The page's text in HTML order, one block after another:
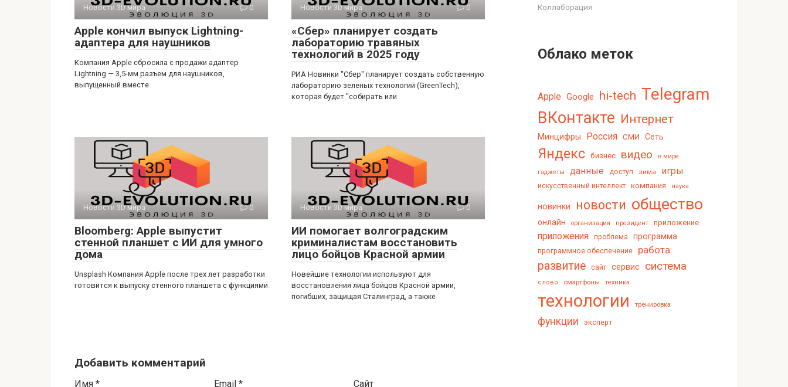
Новости 3D мира 0
Apple кончил выпуск Lightning-
адаптера для наушников
Компания Apple сбросила с продажи адаптер
Lightning — 3,5-мм разъем для наушников,
выпущенный вместе
Новости 3D мира 0
«Сбер» планирует создать
лабораторию травяных
технологий в 2025 году
РИА Новинки "Сбер" планирует создать собственную
лабораторию зеленых технологий (GreenTech),
которая будет "собирать или
Новости 3D мира 0
Bloomberg: Apple выпустит
стенной планшет с ИИ для умного
дома
Unsplash Компания Apple после трех лет разработки
готовится к выпуску стенного планшета с функциями
Новости 3D мира 0
ИИ помогает волгоградским
криминалистам восстановить
лицо бойцов Красной армии
Новейшие технологии используют для
восстановления лица бойцов Красной армии,
погибших, защищая Сталинград, а также
Добавить комментарий
Имя * Email * Сайт
Коллаборация
Облако меток
Apple Google hi-tech Telegram
ВКонтакте Интернет
Минцифры Россия СМИ Сеть
Яндекс бизнес видео в мире
гаджеты данные доступ зима игры
искусственный интеллект компания наука
новинки новости общество
онлайн организация президент приложение
приложения проблема программа
программное обеспечение работа
развитие сайт сервис система
слово смартфоны техника
технологии тренировка
функции эксперт